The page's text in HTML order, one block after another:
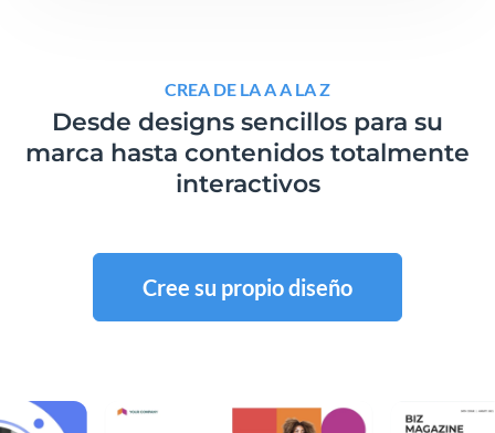
CREA DE LA A A LA Z
Desde designs sencillos para su
marca hasta contenidos totalmente
interactivos
Cree su propio diseño